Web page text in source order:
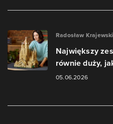
Radosław Krajewski
Największy
równie duży,
05.06.2026